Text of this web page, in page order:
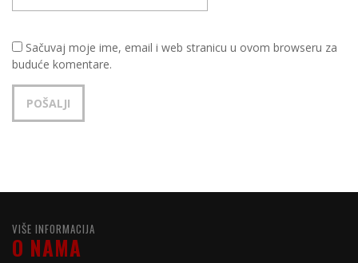
Sačuvaj moje ime, email i web stranicu u ovom browseru za
buduće komentare.
VIŠE INFORMACIJA
O NAMA